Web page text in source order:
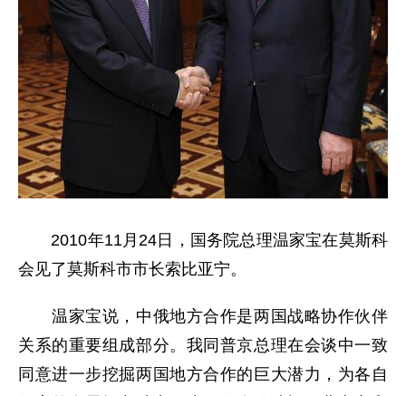
2010年11月24日，国务院总理温家宝在莫斯科
会见了莫斯科市市长索比亚宁。
温家宝说，中俄地方合作是两国战略协作伙伴
关系的重要组成部分。我同普京总理在会谈中一致
同意进一步挖掘两国地方合作的巨大潜力，为各自